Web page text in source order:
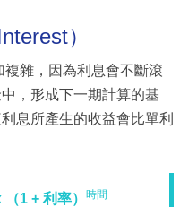
）
複雜，因為利息會不斷滾
，形成下一期計算的基
息所產生的收益會比單利
1 + 利率） 時間